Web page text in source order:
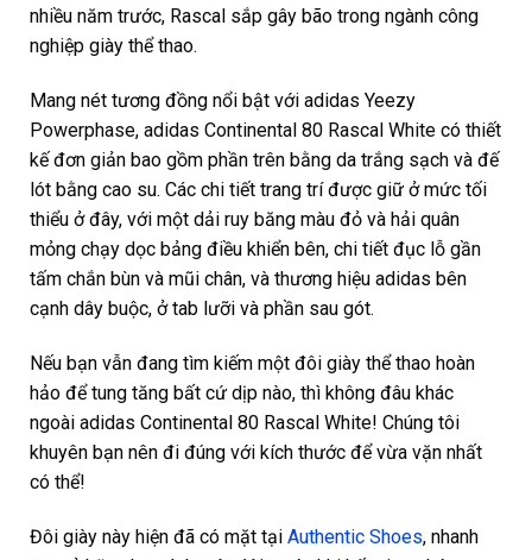
nhiều năm trước, Rascal sắp gây bão trong ngành công
nghiệp giày thể thao.
Mang nét tương đồng nổi bật với adidas Yeezy
Powerphase, adidas Continental 80 Rascal White có thiết
kế đơn giản bao gồm phần trên bằng da trắng sạch và đế
lót bằng cao su. Các chi tiết trang trí được giữ ở mức tối
thiểu ở đây, với một dải ruy băng màu đỏ và hải quân
mỏng chạy dọc bảng điều khiển bên, chi tiết đục lỗ gần
tấm chắn bùn và mũi chân, và thương hiệu adidas bên
cạnh dây buộc, ở tab lưỡi và phần sau gót.
Nếu bạn vẫn đang tìm kiếm một đôi giày thể thao hoàn
hảo để tung tăng bất cứ dịp nào, thì không đâu khác
ngoài adidas Continental 80 Rascal White! Chúng tôi
khuyên bạn nên đi đúng với kích thước để vừa vặn nhất
có thể!
Đôi giày này hiện đã có mặt tại Authentic Shoes, nhanh